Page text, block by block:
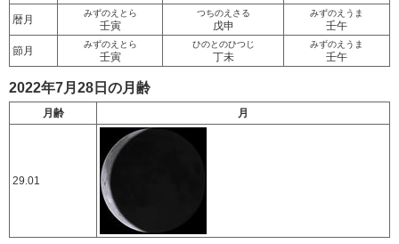
暦月
みずのえとら
壬寅
つちのえさる
戊申
みずのえうま
壬午
節月
みずのえとら
壬寅
ひのとのひつじ
丁未
みずのえうま
壬午
2022年7月28日の月齢
月齢 月
29.01